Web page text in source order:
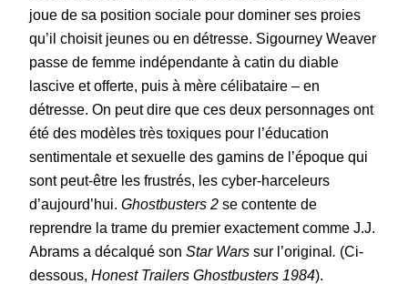
joue de sa position sociale pour dominer ses proies
qu’il choisit jeunes ou en détresse. Sigourney Weaver
passe de femme indépendante à catin du diable
lascive et offerte, puis à mère célibataire – en
détresse. On peut dire que ces deux personnages ont
été des modèles très toxiques pour l’éducation
sentimentale et sexuelle des gamins de l’époque qui
sont peut-être les frustrés, les cyber-harceleurs
d’aujourd’hui. Ghostbusters 2 se contente de
reprendre la trame du premier exactement comme J.J.
Abrams a décalqué son Star Wars sur l’original. (Ci-
dessous, Honest Trailers Ghostbusters 1984).